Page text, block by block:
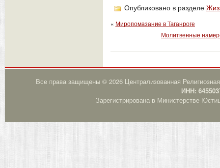
Опубликовано в разделе
« Миропомазание в Таганроге
Молитвенные
Все права защищены © 2026 Централизованная
ИНН:
Зарегистрирована в Министерстве